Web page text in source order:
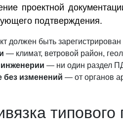
проектной
подтверждения.
должен быть
— климат, ветровой район,
инженерии — ни один раздел
без изменений — от органов